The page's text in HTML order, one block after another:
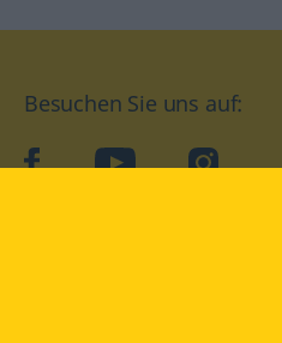
Besuchen Sie uns auf:
facebookYouTube